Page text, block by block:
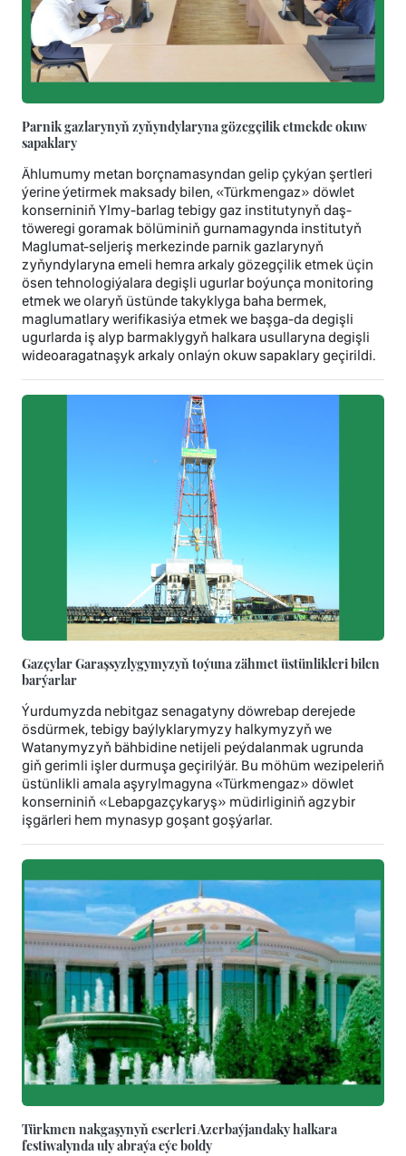
Parnik gazlarynyň zyňyndylaryna gözegçilik etmekde okuw
sapaklary
Ählumumy metan borçnamasyndan gelip çykýan şertleri
ýerine ýetirmek maksady bilen, «Türkmengaz» döwlet
konserniniň Ylmy-barlag tebigy gaz institutynyň daş-
töweregi goramak bölüminiň gurnamagynda institutyň
Maglumat-seljeriş merkezinde parnik gazlarynyň
zyňyndylaryna emeli hemra arkaly gözegçilik etmek üçin
ösen tehnologiýalara degişli ugurlar boýunça monitoring
etmek we olaryň üstünde takyklyga baha bermek,
maglumatlary werifikasiýa etmek we başga-da degişli
ugurlarda iş alyp barmaklygyň halkara usullaryna degişli
wideoaragatnaşyk arkaly onlaýn okuw sapaklary geçirildi.
Gazçylar Garaşsyzlygymyzyň toýuna zähmet üstünlikleri bilen
barýarlar
Ýurdumyzda nebitgaz senagatyny döwrebap derejede
ösdürmek, tebigy baýlyklarymyzy halkymyzyň we
Watanymyzyň bähbidine netijeli peýdalanmak ugrunda
giň gerimli işler durmuşa geçirilýär. Bu möhüm wezipeleriň
üstünlikli amala aşyrylmagyna «Türkmengaz» döwlet
konserniniň «Lebapgazçykaryş» müdirliginiň agzybir
işgärleri hem mynasyp goşant goşýarlar.
Türkmen nakgaşynyň eserleri Azerbaýjandaky halkara
festiwalynda uly abraýa eýe boldy